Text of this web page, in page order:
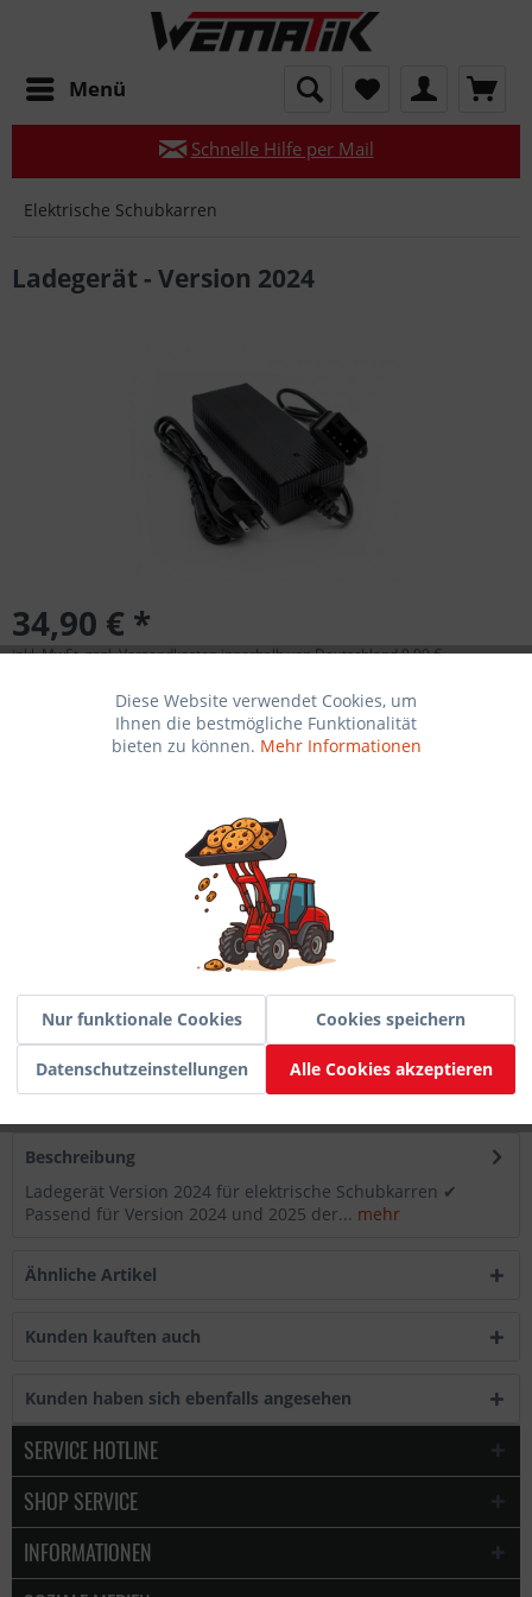
Menü
Mo–Fr 08:00–17:00 Uhr
Schnelle Hilfe per Mail
Qualität seit 35 Jahren – Maschinen & Werkzeuge
Deutschlandweites Händlernetz
Elektrische Schubkarren
Ladegerät - Version 2024
34,90 € *
inkl. MwSt. zzgl. Versandkosten innerhalb von Deutschland 9,90 €
In den
Merken
Artikel-Nr.:
WMD09_10_11-ET0324
Hersteller
Wematik GmbH
Beschreibung
Ladegerät Version 2024 für elektrische Schubkarren ✔
Passend für Version 2024 und 2025 der... mehr
Ähnliche Artikel
Kunden kauften auch
Kunden haben sich ebenfalls angesehen
SERVICE HOTLINE
SHOP SERVICE
INFORMATIONEN
Funktionale Aktiv
Diese Website verwendet Cookies, um
Ihnen die bestmögliche Funktionalität
bieten zu können. Mehr Informationen
Nur funktionale Cookies Cookies speichern
Datenschutzeinstellungen Alle Cookies akzeptieren